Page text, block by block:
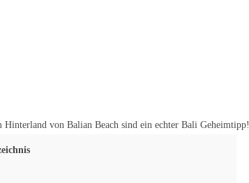
von Balian Beach sind ein echter Bali Geheimtipp!